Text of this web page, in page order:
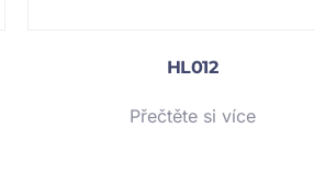
HL012
Přečtěte si více